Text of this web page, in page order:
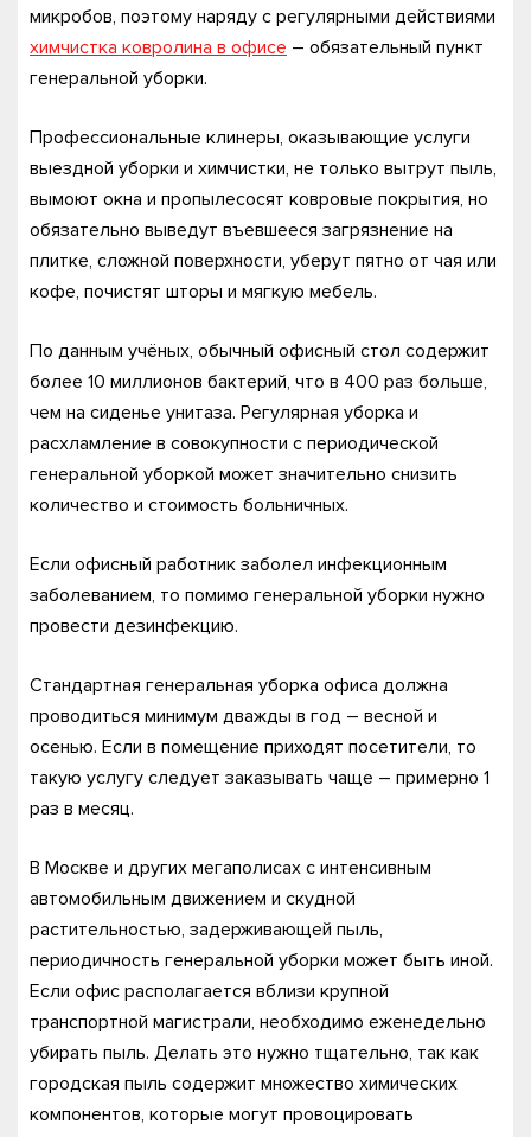
микробов, поэтому наряду с регулярными действиями
химчистка ковролина в офисе – обязательный пункт
генеральной уборки.
Профессиональные клинеры, оказывающие услуги
выездной уборки и химчистки, не только вытрут пыль,
вымоют окна и пропылесосят ковровые покрытия, но
обязательно выведут въевшееся загрязнение на
плитке, сложной поверхности, уберут пятно от чая или
кофе, почистят шторы и мягкую мебель.
По данным учёных, обычный офисный стол содержит
более 10 миллионов бактерий, что в 400 раз больше,
чем на сиденье унитаза. Регулярная уборка и
расхламление в совокупности с периодической
генеральной уборкой может значительно снизить
количество и стоимость больничных.
Если офисный работник заболел инфекционным
заболеванием, то помимо генеральной уборки нужно
провести дезинфекцию.
Стандартная генеральная уборка офиса должна
проводиться минимум дважды в год – весной и
осенью. Если в помещение приходят посетители, то
такую услугу следует заказывать чаще – примерно 1
раз в месяц.
В Москве и других мегаполисах с интенсивным
автомобильным движением и скудной
растительностью, задерживающей пыль,
периодичность генеральной уборки может быть иной.
Если офис располагается вблизи крупной
транспортной магистрали, необходимо еженедельно
убирать пыль. Делать это нужно тщательно, так как
городская пыль содержит множество химических
компонентов, которые могут провоцировать